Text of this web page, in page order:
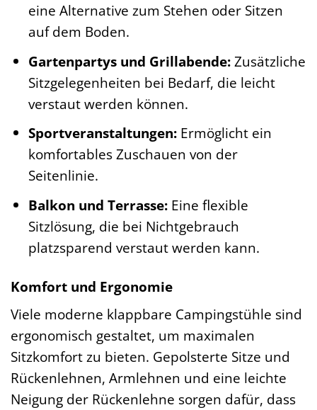
eine Alternative zum Stehen oder Sitzen
auf dem Boden.
Gartenpartys und Grillabende:Zusätzliche
Sitzgelegenheiten bei Bedarf, die leicht
verstaut werden können.
Sportveranstaltungen:Ermöglicht ein
komfortables Zuschauen von der
Seitenlinie.
Balkon und Terrasse:Eine flexible
Sitzlösung, die bei Nichtgebrauch
platzsparend verstaut werden kann.
Komfort und Ergonomie
Viele moderne klappbare Campingstühle sind
ergonomisch gestaltet, um maximalen
Sitzkomfort zu bieten. Gepolsterte Sitze und
Rückenlehnen, Armlehnen und eine leichte
Neigung der Rückenlehne sorgen dafür, dass